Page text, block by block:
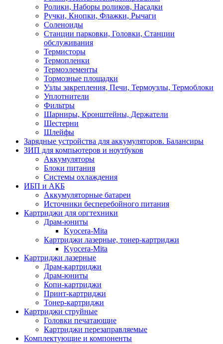
Ролики, Наборы роликов, Насадки
Ручки, Кнопки, Флажки, Рычаги
Соленоиды
Станции парковки, Головки, Станции
обслуживания
Термисторы
Термопленки
Термоэлементы
Тормозные площадки
Узлы закрепления, Печи, Термоузлы, Термоблоки
Уплотнители
Фильтры
Шарниры, Кронштейны, Держатели
Шестерни
Шлейфы
Зарядные устройства для аккумуляторов. Балансиры
ЗИП для компьютеров и ноутбуков
Аккумуляторы
Блоки питания
Системы охлаждения
ИБП и АКБ
Аккумуляторные батареи
Источники бесперебойного питания
Картриджи для оргтехники
Драм-юниты
Kyocera-Mita
Картриджи лазерные, тонер-картриджи
Kyocera-Mita
Картриджи лазерные
Драм-картриджи
Драм-юниты
Копи-картриджи
Принт-картриджи
Тонер-картриджи
Картриджи струйные
Головки печатающие
Картриджи перезаправляемые
Комплектующие и компоненты